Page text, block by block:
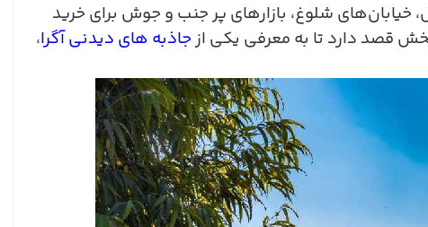
خیابان‌های شلوغ، بازارهای پر جنب و جوش برای خرید
قصد دارد تا به معرفی یکی ازجاذبه های دیدنی آگرا،